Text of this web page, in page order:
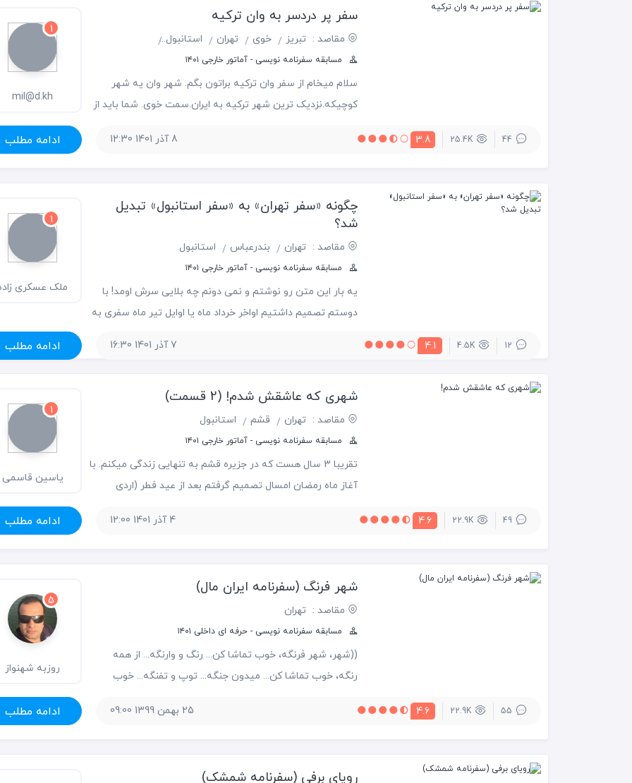
سفر پر دردسر به وان ترکیه
مقاصد : تبریز خوی تهران استانبول
مسابقه سفرنامه نویسی - آماتور خارجی ۱۴۰۱
سلام میخام از سفر وان ترکیه براتون بگم. شهر وان یه شهر
کوچیکه.نزدیک ترین شهر ترکیه به ایران.سمت خوی. شما باید از
پول ترکیه لیر هست.مردمشم مسلمونن بیشتر مثل خودمون. لیر
1
mil@d.kh
44
25.4K
3.8 8 آذر 1401 12:30 ادامه مطلب
چگونه «سفر تهران» به «سفر استانبول» تبدیل
شد؟
مقاصد : تهران بندرعباس استانبول
مسابقه سفرنامه نویسی - آماتور خارجی ۱۴۰۱
یه بار این متن رو نوشتم و نمی دونم چه بلایی سرش اومد! با
دوستم تصمیم داشتیم اواخر خرداد ماه یا اوایل تیر ماه سفری به
1
ملک عسکری
12
4.5K
4.1 7 آذر 1401 16:30 ادامه مطلب
شهری که عاشقش شدم! (2 قسمت)
مقاصد : تهران قشم استانبول
مسابقه سفرنامه نویسی - آماتور خارجی ۱۴۰۱
تقریبا 3 سال هست که در جزیره قشم به تنهایی زندگی میکنم. با
آغاز ماه رمضان امسال تصمیم گرفتم بعد از عید فطر (اردی
1
یاسین قاسمی
49
22.9K
4.6 4 آذر 1401 12:00 ادامه مطلب
شهر فرنگ (سفرنامه ایران مال)
مقاصد : تهران
مسابقه سفرنامه نویسی - حرفه ای داخلی ۱۴۰۱
((شهر، شهر فرنگه، خوب تماشا کن... رنگ و وارنگه... از همه
رنگه، خوب تماشا کن... میدون جنگه... توپ و تفنگه... خوب
شهر فرنگه... از همه رنگه، خوب تماشا کن... اینکه می‌بینی بازار
5
روزبه شهنواز
55
22.9K
4.6 25 بهمن 1399 09:00 ادامه مطلب
رویای برفی (سفرنامه شمشک)